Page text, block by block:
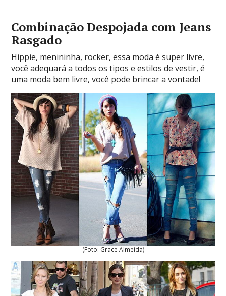
Combinação Despojada com Jeans
Rasgado
Hippie, menininha, rocker, essa moda é super livre,
você adequará a todos os tipos e estilos de vestir, é
uma moda bem livre, você pode brincar a vontade!
(Foto: Grace Almeida)